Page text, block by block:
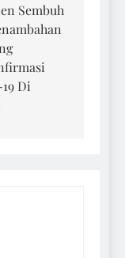
Sembuh
Di